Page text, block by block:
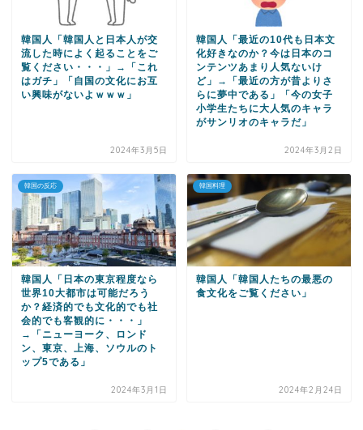
韓国人「韓国人と日本人が交
流した時によく起ることをご
覧ください・・・」→「これ
はガチ」「自国の文化にお互
い興味がないよｗｗｗ」
2024年3月5日
韓国人「最近の10代も日本文
化好きなのか？今は日本のコ
ンテンツあまり人気ないけ
ど」→「最近の方が昔よりさ
らに夢中である」「今の女子
小学生たちに大人気のキャラ
がサンリオのキャラだ」
2024年3月2日
韓国の反応
韓国人「日本の東京程度なら
世界10大都市は可能だろう
か？経済的でも文化的でも社
会的でも客観的に・・・」
→「ニューヨーク、ロンド
ン、東京、上海、ソウルのト
ップ5である」
2024年3月1日
韓国料理
韓国人「韓国人たちの最悪の
食文化をご覧ください」
2024年2月24日